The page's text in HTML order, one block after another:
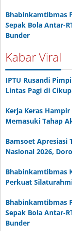
Bhabinkamtibmas
Sepak Bola Antar-
Bunder
Kabar Viral
IPTU Rusandi
Lintas Pagi di
Kerja Keras
Memasuki Tahap
Bamsoet Apresiasi
Nasional 2026,
Bhabinkamtibmas
Perkuat
Bhabinkamtibmas
Sepak Bola Antar-
Bunder